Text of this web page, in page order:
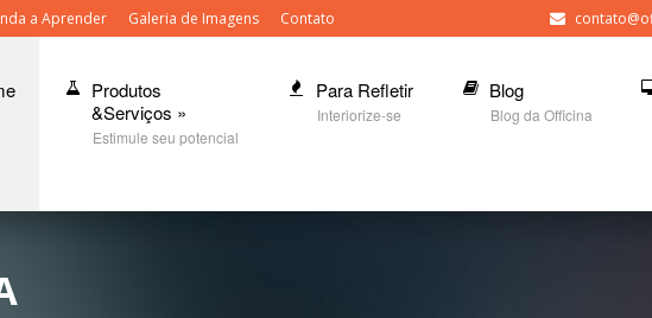
a Aprender Galeria de Imagens Contato
Produtos
&Serviços »
Estimule seu potencial
Para Refletir
Interiorize-se
Blog
Blog da Officina